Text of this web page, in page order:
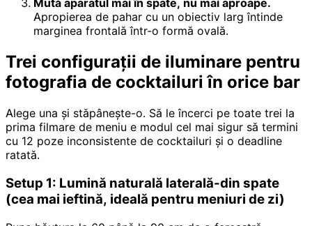
Mută aparatul mai în spate, nu mai aproape.
Apropierea de pahar cu un obiectiv larg întinde
marginea frontală într-o formă ovală.
Trei configurații de iluminare pentru
fotografia de cocktailuri în orice bar
Alege una și stăpânește-o. Să le încerci pe toate trei la
prima filmare de meniu e modul cel mai sigur să termini
cu 12 poze inconsistente de cocktailuri și o deadline
ratată.
Setup 1: Lumină naturală laterală-din spate
(cea mai ieftină, ideală pentru meniuri de zi)